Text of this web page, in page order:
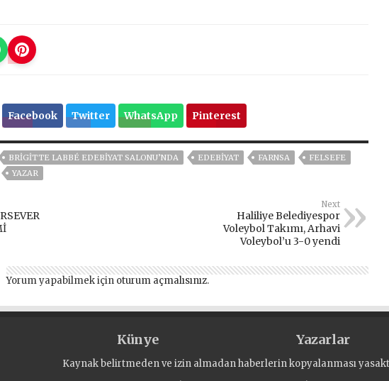
Facebook Twitter WhatsApp Pinterest
BRIGITTE LABBÉ EDEBIYAT SALONU’NDA EDEBİYAT FARNSA
FELSEFE
YAZAR
Next
Haliliye Belediyespor
Voleybol Takımı, Arhavi
Voleybol’u 3-0 yendi
Yorum yapabilmek için oturum açmalısınız.
Künye Yazarlar
Kaynak belirtmeden ve izin almadan haberlerin kopyalanması